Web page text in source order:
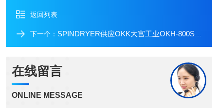
返回列表
下一个： SPINDRYER供应OKK大宫工业OKH-800SA高性能大型干燥机
在线留言
ONLINE MESSAGE